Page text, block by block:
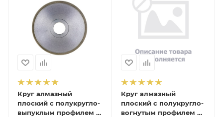
Круг алмазный
плоский с полукругло-
выпуклым профилем Ø
Круг алмазный
плоский с полукругло-
вогнутым профилем Ø